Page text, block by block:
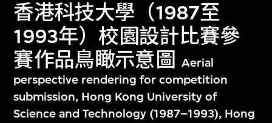
香港科技大學（1987至
1993年）校園設計比賽參
賽作品鳥瞰示意圖
Aerial
perspective rendering for competition
submission, Hong Kong University of
Science and Technology (1987–1993), Hong